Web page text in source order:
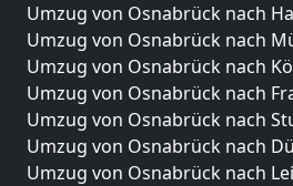
Umzug von Osnabrück nach
Umzug von Osnabrück nach
Umzug von Osnabrück nach
Umzug von Osnabrück nach
Umzug von Osnabrück nach
Umzug von Osnabrück nach
Umzug von Osnabrück nach